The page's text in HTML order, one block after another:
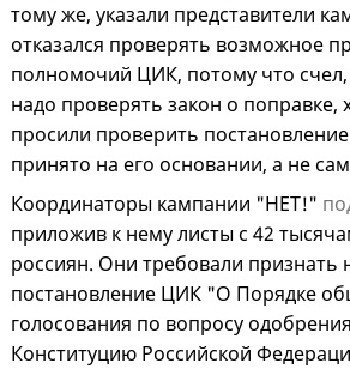
тому же, указали представители
отказался проверять возможное
полномочий ЦИК, потому что счел,
надо проверять закон о поправке,
просили проверить
принято на его основании, а не
Координаторы кампании "НЕТ!"
приложив к нему листы с 42
россиян. Они требовали признать
постановление ЦИК "О Порядке
голосования по вопросу
Конституцию Российской